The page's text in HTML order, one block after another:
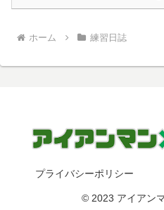
ホーム 練習日誌
プライバシーポリシー
© 2023 アイアン